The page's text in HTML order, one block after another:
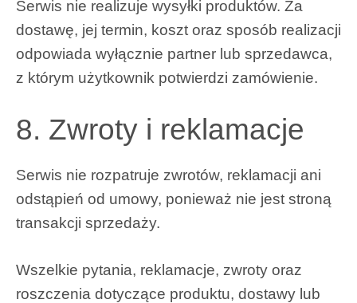
Serwis nie realizuje wysyłki produktów. Za
dostawę, jej termin, koszt oraz sposób realizacji
odpowiada wyłącznie partner lub sprzedawca,
z którym użytkownik potwierdzi zamówienie.
8. Zwroty i reklamacje
Serwis nie rozpatruje zwrotów, reklamacji ani
odstąpień od umowy, ponieważ nie jest stroną
transakcji sprzedaży.
Wszelkie pytania, reklamacje, zwroty oraz
roszczenia dotyczące produktu, dostawy lub